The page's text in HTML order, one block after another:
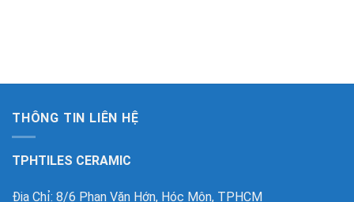
THÔNG TIN LIÊN HỆ
TPHTILES CERAMIC
Địa Chỉ: 8/6 Phan Văn Hớn, Hóc Môn, TPHCM